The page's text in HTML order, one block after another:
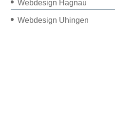
Webdesign Hagnau
Webdesign Uhingen